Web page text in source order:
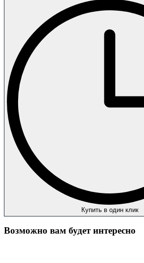
Купить в один клик
Возможно вам будет интересно